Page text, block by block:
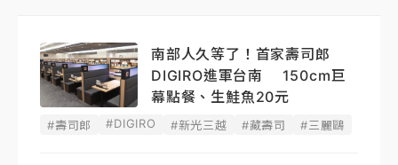
南部人久等了！首家壽司郎
DIGIRO進軍台南 150cm巨
幕點餐、生鮭魚20元
#壽司郎 #DIGIRO #新光三越 #藏壽司 #三麗鷗